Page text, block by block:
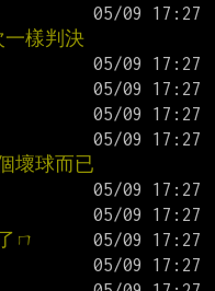
樣判決
壞球而已
ㄇ